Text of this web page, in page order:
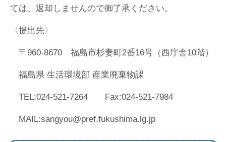
ては、返却しませんので御了承ください。
〈提出先〉
〒960-8670 福島市杉妻町2番16号（西庁舎10階）
福島県 生活環境部 産業廃棄物課
TEL:024-521-7264 Fax:024-521-7984
MAIL:sangyou@pref.fukushima.lg.jp